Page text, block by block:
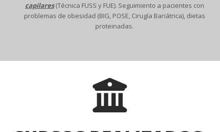
capilares (Técnica FUSS y FUE). Seguimiento a pacientes con
problemas de obesidad (BIG, POSE, Cirugía Bariátrica), dietas
proteinadas.